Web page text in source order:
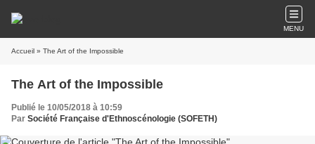
MENU
Accueil » The Art of the Impossible
The Art of the Impossible
Publié le 10/05/2018 à 10:59
Par Société Française d'Ethnoscénologie (SOFETH)